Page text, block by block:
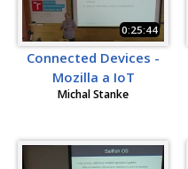
0:25:44
Connected Devices -
Mozilla a IoT
Michal Stanke